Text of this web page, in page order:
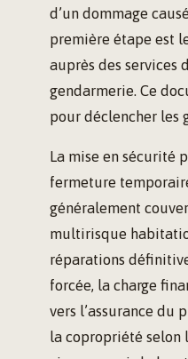
d’un dommage
première étape est
auprès des services
gendarmerie. Ce
pour déclencher les
La mise en sécurité
fermeture
généralement
multirisque
réparations
forcée, la charge
vers l’assurance du
la copropriété selon